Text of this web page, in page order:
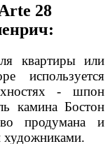
28
квартиры или
используется
- шпон
камина Бостон
продумана и
художниками.